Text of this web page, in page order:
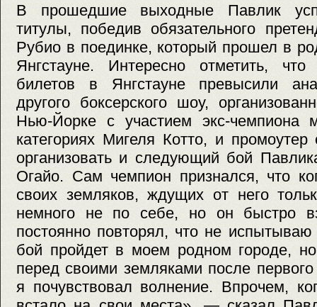
В прошедшие выходные Павлик
титулы, победив обязательного
Рубио в поединке, который прошел в
Янгстауне. Интересно отметить,
билетов в Янгстауне превысили
другого боксерского шоу,
Нью-Йорке с участием экс-чемпиона
категориях Мигеля Котто, и промоутер
организовать и следующий бой
Огайо. Сам чемпион признался, что
своих земляков, ждущих от него
немного не по себе, но он быстро
постоянно повторял, что не испытываю
бой пройдет в моем родном городе,
перед своими земляками после
я почувствовал волнение. Впрочем,